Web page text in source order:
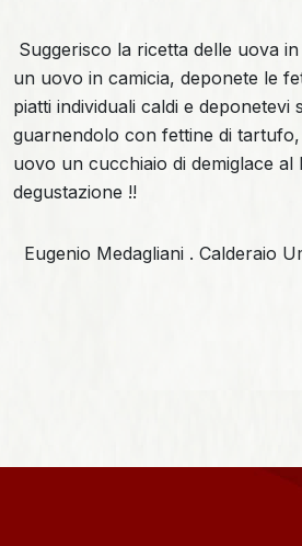
Suggerisco la ricetta delle uova
un uovo in camicia, deponete le
piatti individuali caldi e deponetevi
guarnendolo con fettine di
uovo un cucchiaio di demiglace
degustazione !!
Eugenio Medagliani . Calderaio